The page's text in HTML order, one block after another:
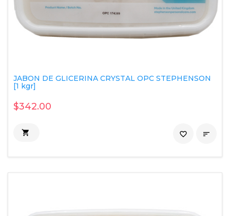
JABON DE GLICERINA CRYSTAL OPC STEPHENSON
[1 kgr]
$342.00
 
favorite_border